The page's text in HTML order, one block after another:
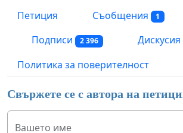
Петиция Съобщения 1
Подписи 2 396
Дискусия
Политика за поверителност
Свържете се с автора на
Вашето име